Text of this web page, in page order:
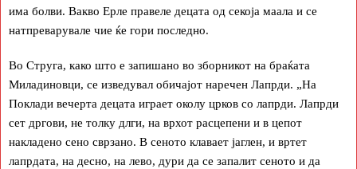
има болви. Вакво Ерле правеле децата од секоја маала и се
натпреварувале чие ќе гори последно.
Во Струга, како што е запишано во зборникот на браќата
Миладиновци, се изведувал обичајот наречен Лапрди. „На
Поклади вечерта децата играет околу црков со лапрди. Лапрди
сет дргови, не толку длги, на врхот расцепени и в цепот
накладено сено сврзано. В сеното клавает јаглен, и вртет
лапрдата, на десно, на лево, дури да се запалит сеното и да